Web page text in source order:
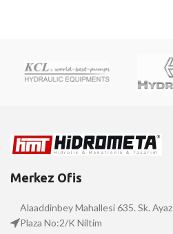
Merkez Ofis
Alaaddinbey Mahallesi 635. Sk. Ayaz
Plaza No:2/K Niltim